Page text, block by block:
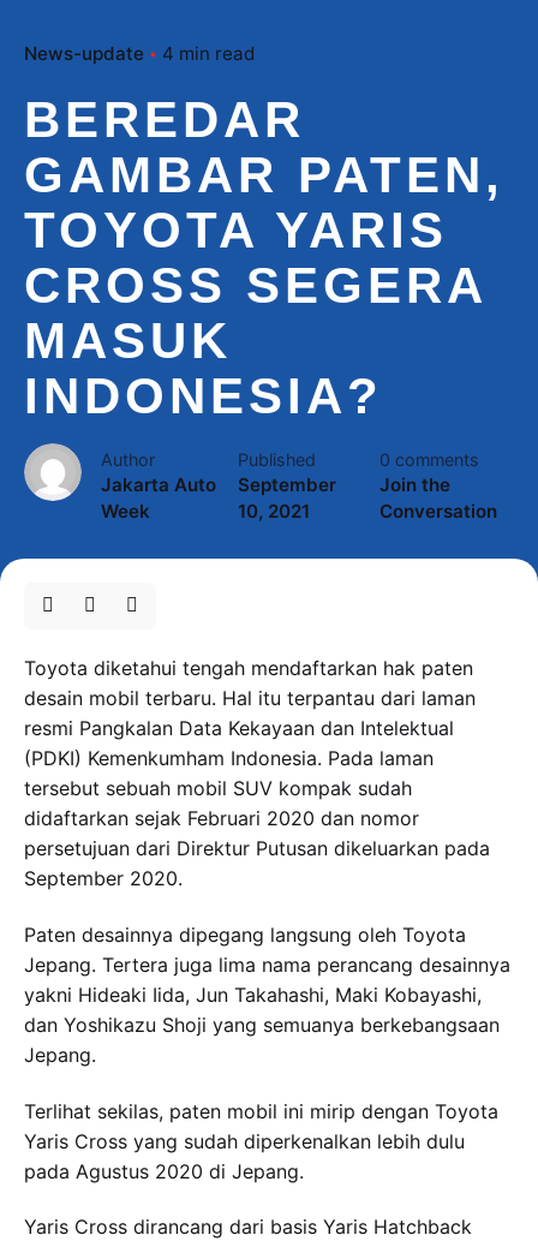
News-update 4 min read
BEREDAR
GAMBAR PATEN,
TOYOTA YARIS
CROSS SEGERA
MASUK
INDONESIA?
Author
Jakarta Auto
Week
Published
September
10, 2021
0 comments
Join the
Conversation
Toyota diketahui tengah mendaftarkan hak paten
desain mobil terbaru. Hal itu terpantau dari laman
resmi Pangkalan Data Kekayaan dan Intelektual
(PDKI) Kemenkumham Indonesia. Pada laman
tersebut sebuah mobil SUV kompak sudah
didaftarkan sejak Februari 2020 dan nomor
persetujuan dari Direktur Putusan dikeluarkan pada
September 2020.
Paten desainnya dipegang langsung oleh Toyota
Jepang. Tertera juga lima nama perancang desainnya
yakni Hideaki Iida, Jun Takahashi, Maki Kobayashi,
dan Yoshikazu Shoji yang semuanya berkebangsaan
Jepang.
Terlihat sekilas, paten mobil ini mirip dengan Toyota
Yaris Cross yang sudah diperkenalkan lebih dulu
pada Agustus 2020 di Jepang.
Yaris Cross dirancang dari basis Yaris Hatchback